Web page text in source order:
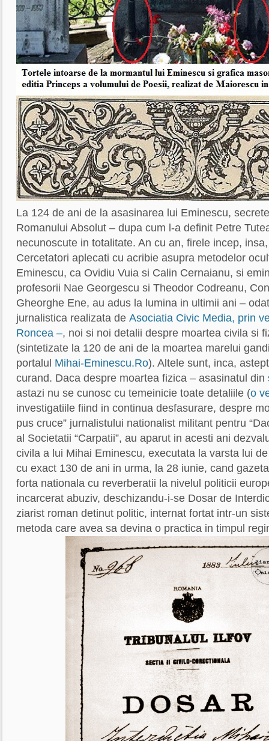
La 124 de ani de la asasinarea lui Eminescu,
Romanului Absolut – dupa cum l-a definit Petre
necunoscute in totalitate. An cu an, firele incep,
Cercetatori aplecati cu acribie asupra metodelor
Eminescu, ca Ovidiu Vuia si Calin Cernaianu, si
profesorii Nae Georgescu si Theodor Codreanu,
Gheorghe Ene, au adus la lumina in ultimii ani –
jurnalistica realizata de Asociatia Civic Media, prin
Roncea –, noi si noi detalii despre moartea civila si
(sintetizate la 120 de ani de la moartea marelui
portalul Mihai-Eminescu.Ro). Altele sunt, inca,
curand. Daca despre moartea fizica – asasinatul din
astazi nu se cunosc cu temeinicie toate detaliile (o
investigatiile fiind in continua desfasurare, despre
pus cruce” jurnalistului nationalist militant pentru
al Societatii “Carpatii”, au aparut in acesti ani
civila a lui Mihai Eminescu, executata la varsta lui
cu exact 130 de ani in urma, la 28 iunie, cand
forta nationala cu reverberatii la nivelul politicii
incarcerat abuziv, deschizandu-i-se Dosar de
ziarist roman detinut politic, internat fortat intr-un
metoda care avea sa devina o practica in timpul